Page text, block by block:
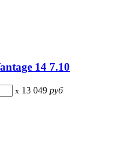
14 7.10
x 13 049 руб